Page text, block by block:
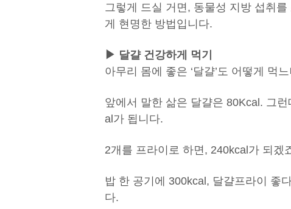
그렇게 드실 거면, 동물성 지방 섭취
게 현명한 방법입니다.
▶ 달걀 건강하게 먹기
아무리 몸에 좋은 ‘달걀’도 어떻게 먹
앞에서 말한 삶은 달걀은 80Kcal. 그
al가 됩니다.
2개를 프라이로 하면, 240kcal가 되겠
밥 한 공기에 300kcal, 달걀프라이 좋
다.